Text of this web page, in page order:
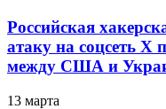
Российская
атаку на соцсеть Х
между США и
13 марта